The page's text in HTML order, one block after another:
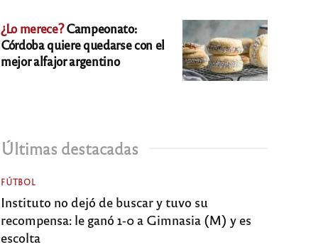
¿Lo merece?Campeonato:
Córdoba quiere quedarse con el
mejor alfajor argentino
Últimas destacadas
FÚTBOL
Instituto no dejó de buscar y tuvo su
recompensa: le ganó 1-0 a Gimnasia (M) y es
escolta